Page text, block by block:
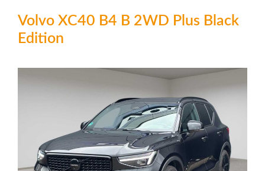
Volvo XC40 B4 B 2WD Plus Black
Edition